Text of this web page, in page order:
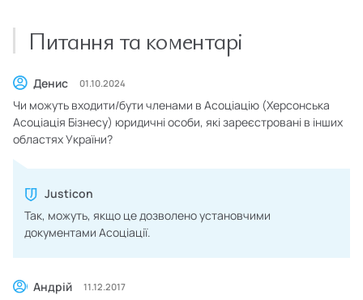
Питання та коментарі
Денис 01.10.2024
Чи можуть входити/бути членами в Асоціацію (Херсонська
Асоціація Бізнесу) юридичні особи, які зареєстровані в інших
областях України?
Justicon
Так, можуть, якщо це дозволено установчими
документами Асоціації.
Андрій 11.12.2017